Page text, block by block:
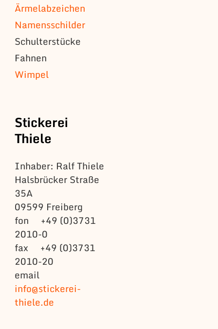
Ärmelabzeichen
Namensschilder
Schulterstücke
Fahnen
Wimpel
Stickerei
Thiele
Inhaber: Ralf Thiele
Halsbrücker Straße
35A
09599 Freiberg
fon +49 (0)3731
2010-0
fax +49 (0)3731
2010-20
email
info@stickerei-
thiele.de